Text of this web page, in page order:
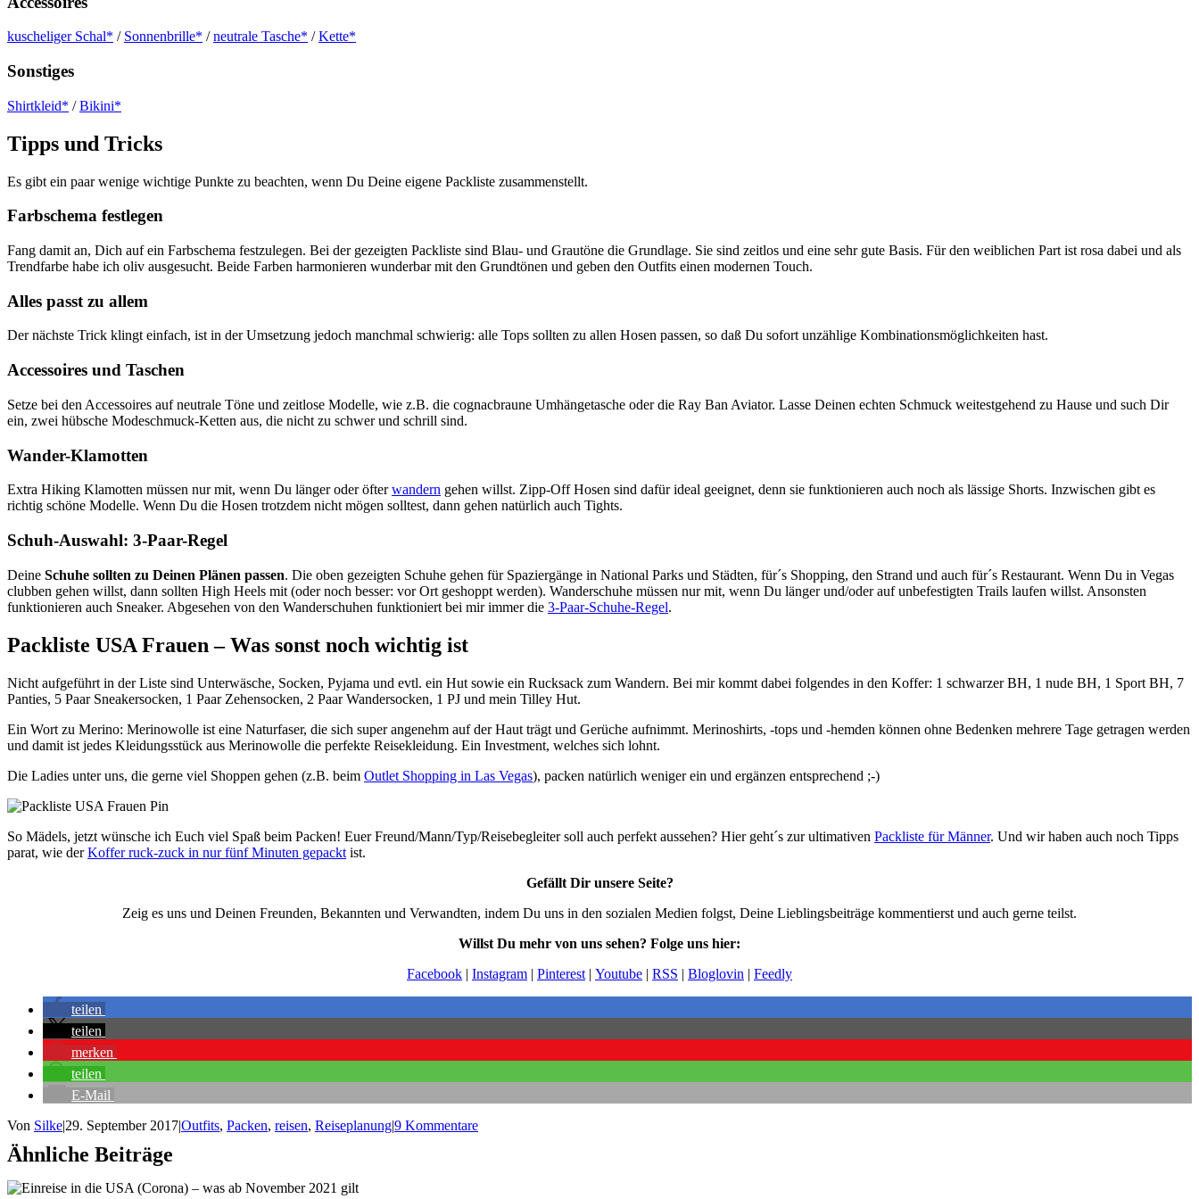
kuscheliger Schal* / Sonnenbrille* /neutrale Tasche* /Kette*
Sonstiges
Shirtkleid* /Bikini*
Tipps und Tricks
Es gibt ein paar wenige wichtige Punkte zu beachten, wenn Du Deine eigene Packliste zusammenstellt.
Farbschema festlegen
Fang damit an, Dich auf ein Farbschema festzulegen. Bei der gezeigten Packliste sind Blau- und Grautöne die Grundlage. Sie sind zeitlos und eine sehr gute Basis. Für den weiblichen Part ist rosa dabei und als
Trendfarbe habe ich oliv ausgesucht. Beide Farben harmonieren wunderbar mit den Grundtönen und geben den Outfits einen modernen Touch.
Alles passt zu allem
Der nächste Trick klingt einfach, ist in der Umsetzung jedoch manchmal schwierig: alle Tops sollten zu allen Hosen passen, so daß Du sofort unzählige Kombinationsmöglichkeiten hast.
Accessoires und Taschen
Setze bei den Accessoires auf neutrale Töne und zeitlose Modelle, wie z.B. die cognacbraune Umhängetasche oder die Ray Ban Aviator. Lasse Deinen echten Schmuck weitestgehend zu Hause und such Dir
ein, zwei hübsche Modeschmuck-Ketten aus, die nicht zu schwer und schrill sind.
Wander-Klamotten
Extra Hiking Klamotten müssen nur mit, wenn Du länger oder öfterwandern gehen willst. Zipp-Off Hosen sind dafür ideal geeignet, denn sie funktionieren auch noch als lässige Shorts. Inzwischen gibt es
richtig schöne Modelle. Wenn Du die Hosen trotzdem nicht mögen solltest, dann gehen natürlich auch Tights.
Schuh-Auswahl: 3-Paar-Regel
Deine Schuhe sollten zu Deinen Plänen passen. Die oben gezeigten Schuhe gehen für Spaziergänge in National Parks und Städten, für´s Shopping, den Strand und auch für´s Restaurant. Wenn Du in Vegas
clubben gehen willst, dann sollten High Heels mit (oder noch besser: vor Ort geshoppt werden). Wanderschuhe müssen nur mit, wenn Du länger und/oder auf unbefestigten Trails laufen willst. Ansonsten
funktionieren auch Sneaker. Abgesehen von den Wanderschuhen funktioniert bei mir immer die 3-Paar-Schuhe-Regel.
Packliste USA Frauen – Was sonst noch wichtig ist
Nicht aufgeführt in der Liste sind Unterwäsche, Socken, Pyjama und evtl. ein Hut sowie ein Rucksack zum Wandern. Bei mir kommt dabei folgendes in den Koffer: 1 schwarzer BH, 1 nude BH, 1 Sport BH, 7
Panties, 5 Paar Sneakersocken, 1 Paar Zehensocken, 2 Paar Wandersocken, 1 PJ und mein Tilley Hut.
Ein Wort zu Merino: Merinowolle ist eine Naturfaser, die sich super angenehm auf der Haut trägt und Gerüche aufnimmt. Merinoshirts, -tops und -hemden können ohne Bedenken mehrere Tage getragen werden
und damit ist jedes Kleidungsstück aus Merinowolle die perfekte Reisekleidung. Ein Investment, welches sich lohnt.
Die Ladies unter uns, die gerne viel Shoppen gehen (z.B. beim Outlet Shopping in Las Vegas), packen natürlich weniger ein und ergänzen entsprechend ;-)
So Mädels, jetzt wünsche ich Euch viel Spaß beim Packen! Euer Freund/Mann/Typ/Reisebegleiter soll auch perfekt aussehen? Hier geht´s zur ultimativen Packliste für Männer. Und wir haben auch noch Tipps
parat, wie derKoffer ruck-zuck in nur fünf Minuten gepackt ist.
Gefällt Dir unsere Seite?
Zeig es uns und Deinen Freunden, Bekannten und Verwandten, indem Du uns in den sozialen Medien folgst, Deine Lieblingsbeiträge kommentierst und auch gerne teilst.
Willst Du mehr von uns sehen? Folge uns hier:
Facebook | Instagram | Pinterest | Youtube | RSS | Bloglovin | Feedly
teilen
teilen
merken
teilen
E-Mail
Von Silke|29. September 2017|Outfits, Packen, reisen, Reiseplanung|9 Kommentare
Ähnliche Beiträge